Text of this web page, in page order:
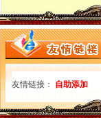
全市一元注册公司流
市工商局召开全系统
南川局推行“三结合”
万州局1元注册公司丰
永川局积开展合同帮
梁平局一元注册公司
石柱局以“五个化”1元
友情链接： 自助添加